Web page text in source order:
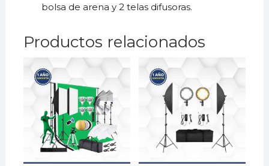
bolsa de arena y 2 telas difusoras.
Productos relacionados